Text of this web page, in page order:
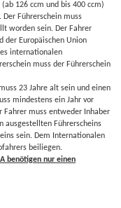
126 ccm und bis 400 ccm)
Führerschein muss
worden sein. Der Fahrer
der Europäischen Union
internationalen
muss der Führerschein
23 Jahre alt sein und einen
mindestens ein Jahr vor
muss entweder Inhaber
ausgestellten Führerscheins
sein. Dem Internationalen
beiliegen.
benötigen nur einen